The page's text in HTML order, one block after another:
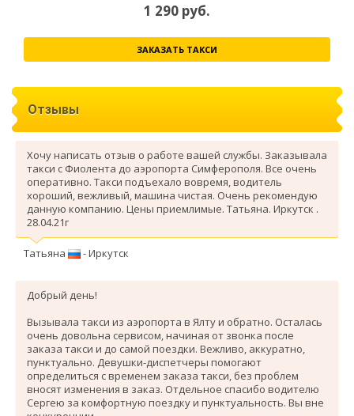
1 290 руб.
ЗАКАЗАТЬ ТАКСИ
Отзывы
Хочу написать отзыв о работе вашей службы. Заказывала
такси с Фиолента до аэропорта Симферополя. Все очень
оперативно. Такси подъехало вовремя, водитель
хороший, вежливый, машина чистая. Очень рекомендую
данную компанию. Цены приемлимые. Татьяна. Иркутск .
28.04.21г
Татьяна - Иркутск
Добрый день!
Вызывала такси из аэропорта в Ялту и обратно. Осталась
очень довольна сервисом, начиная от звонка после
заказа такси и до самой поездки. Вежливо, аккуратно,
пунктуально. Девушки-диспетчеры помогают
определиться с временем заказа такси, без проблем
вносят изменения в заказ. Отдельное спасибо водителю
Сергею за комфортную поездку и пунктуальность. Вы вне